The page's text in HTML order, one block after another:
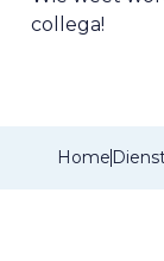
collega!
Home